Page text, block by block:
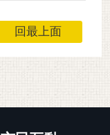
回最上面